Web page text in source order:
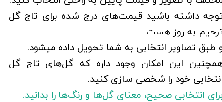
داشته باشید قیمت‌های درج شده برای تاج گل
به روز هست.
طبق تصاویر انتخابی به شما تحویل داده میشود.
این امکان وجود داره که گل‌های تاج گل
خود را شخصی سازی کنید.
انتخابی صحیح، معنای گل‌ها و رنگ‌ها را بدانید.